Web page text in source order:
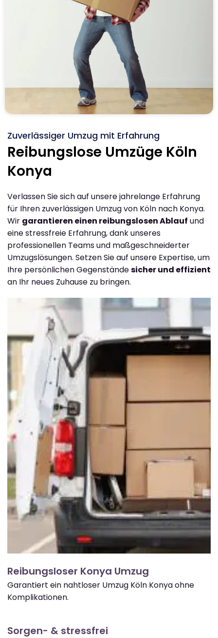
Zuverlässiger Umzug mit Erfahrung
Reibungslose Umzüge Köln
Konya
Verlassen Sie sich auf unsere jahrelange Erfahrung
für Ihren zuverlässigen Umzug von Köln nach Konya.
Wir garantieren einen reibungslosen Ablauf und
eine stressfreie Erfahrung, dank unseres
professionellen Teams und maßgeschneiderter
Umzugslösungen. Setzen Sie auf unsere Expertise, um
Ihre persönlichen Gegenständesicher und effizient
an Ihr neues Zuhause zu bringen.
Reibungsloser Konya Umzug
Garantiert ein nahtloser Umzug Köln Konya ohne
Komplikationen.
Sorgen- & stressfrei